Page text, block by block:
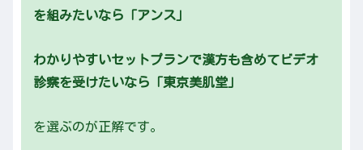
を組みたいなら「アンス」
わかりやすいセットプランで漢方も含めてビデオ
診察を受けたいなら「東京美肌堂」
を選ぶのが正解です。